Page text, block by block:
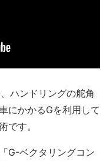
ハンドリングの舵角
にかかるGを利用して
です。
G-ベクタリングコン